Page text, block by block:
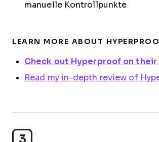
manuelle Kontrollpunkte
LEARN MORE ABOUT
Check out Hyperproof on
Read my in-depth review of
3